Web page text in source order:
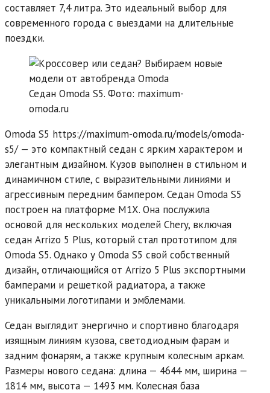
составляет 7,4 литра. Это идеальный выбор для
современного города с выездами на длительные
поездки.
Седан Omoda S5. Фото: maximum-
omoda.ru
Omoda S5 https://maximum-omoda.ru/models/omoda-
s5/ — это компактный седан с ярким характером и
элегантным дизайном. Кузов выполнен в стильном и
динамичном стиле, с выразительными линиями и
агрессивным передним бампером. Седан Omoda S5
построен на платформе M1X. Она послужила
основой для нескольких моделей Chery, включая
седан Arrizo 5 Plus, который стал прототипом для
Omoda S5. Однако у Omoda S5 свой собственный
дизайн, отличающийся от Arrizo 5 Plus экспортными
бамперами и решеткой радиатора, а также
уникальными логотипами и эмблемами.
Седан выглядит энергично и спортивно благодаря
изящным линиям кузова, светодиодным фарам и
задним фонарям, а также крупным колесным аркам.
Размеры нового седана: длина — 4644 мм, ширина —
1814 мм, высота — 1493 мм. Колесная база